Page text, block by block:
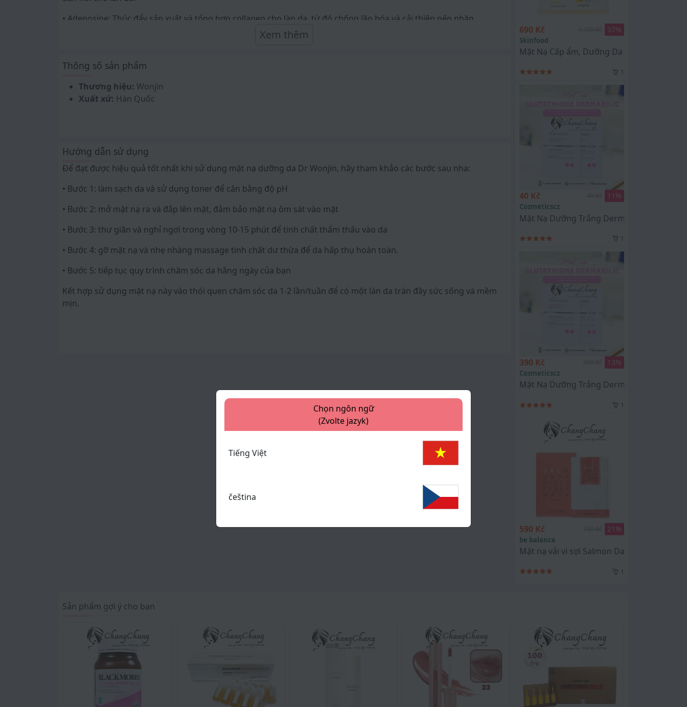
• Adenosine: Thúc đẩy sản xuất và tổng hợp collagen cho làn da, từ đó chống lão hóa và cải thiện nếp nhăn.
• Chiết xuất rau má: Làm dịu da, lành tính, và có khả năng thúc đẩy việc lành vết thương và trị mụn.
• Mật ong và sữa ong chúa: Dưỡng ẩm, dưỡng trắng, cung cấp vitamin và dưỡng chất cho làn da.
• Bảo vệ da khỏi tác hại của tia cực tím nhờ chiết xuất hoa nhung tuyết.
• Làm dịu da và hỗ trợ quá trình lành vết thương, trị mụn nhờ chiết xuất rau má.
• Dưỡng ẩm, dưỡng trắng, và cung cấp các dưỡng chất cần thiết cho làn da nhờ mật ong và sữa ong chúa.
Xem thêm
Thông số sản phẩm
Thương hiệu: Wonjin
Xuất xứ: Hàn Quốc
Hướng dẫn sử dụng
Để đạt được hiệu quả tốt nhất khi sử dụng mặt nạ dưỡng da Dr Wonjin, hãy tham khảo các bước sau nha:
• Bước 1: làm sạch da và sử dụng toner để cân bằng độ pH
• Bước 2: mở mặt nạ ra và đắp lên mặt, đảm bảo mặt nạ ôm sát vào mặt
• Bước 3: thư giãn và nghỉ ngơi trong vòng 10-15 phút để tinh chất thẩm thấu vào da
• Bước 4: gỡ mặt nạ và nhẹ nhàng massage tinh chất dư thừa để da hấp thụ hoàn toàn.
• Bước 5: tiếp tục quy trình chăm sóc da hằng ngày của bạn
Kết hợp sử dụng mặt nạ này vào thói quen chăm sóc da 1-2 lần/tuần để có một làn da tràn đầy sức sống và mềm
mịn.
690 Kč 37%
Skinfood
Mặt Nạ Cấp ẩm, Dưỡng Da Hàng Ngày
1
40 Kč 11 %
Cosmeticscz
Mặt Nạ Dưỡng Trắng Dermaxilic
1
390 Kč 13%
Cosmeticscz
Mặt Nạ Dưỡng Trắng Dermaxilic
1
590 Kč 21 %
be balance
Mặt nạ vải vi sợi Salmon Da Micro Fiber
1
Sản phẩm gợi ý cho bạn
Chọn ngôn ngữ
(Zvolte jazyk)
Tiếng Việt
čeština